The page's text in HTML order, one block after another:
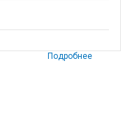
Подробнее